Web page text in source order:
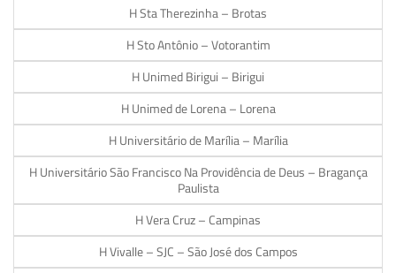
H Sta Therezinha – Brotas
H Sto Antônio – Votorantim
H Unimed Birigui – Birigui
H Unimed de Lorena – Lorena
H Universitário de Marília – Marília
H Universitário São Francisco Na Providência de Deus – Bragança
Paulista
H Vera Cruz – Campinas
H Vivalle – SJC – São José dos Campos